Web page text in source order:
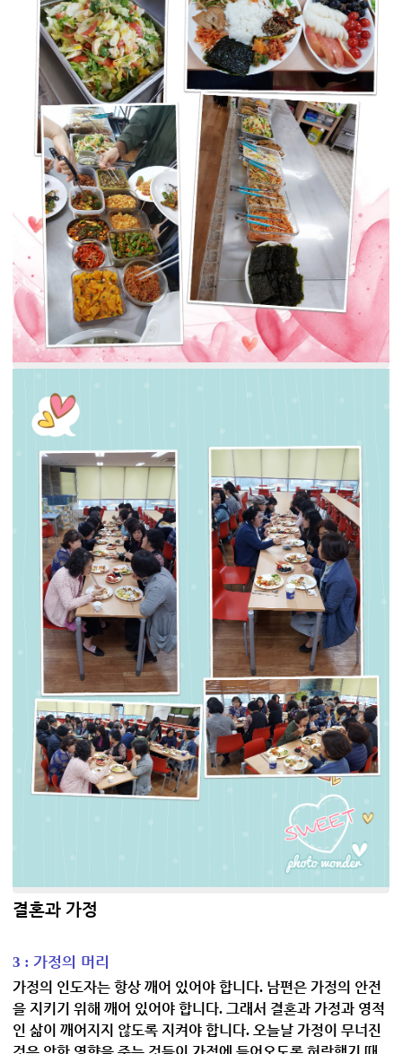
결혼과 가정
3 : 가정의 머리
가정의 인도자는 항상 깨어 있어야 합니다. 남편은 가정의 안전
을 지키기 위해 깨어 있어야 합니다. 그래서 결혼과 가정과 영적
인 삶이 깨어지지 않도록 지켜야 합니다. 오늘날 가정이 무너진